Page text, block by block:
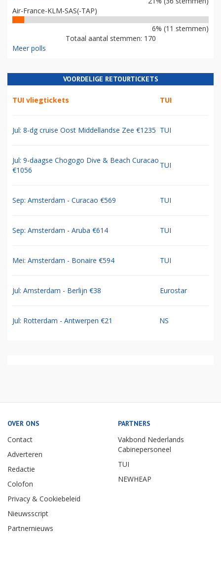
Air-France-KLM-SAS(-TAP)
6% (11 stemmen)
Totaal aantal stemmen: 170
Meer polls
VOORDELIGE RETOURTICKETS
TUI vliegtickets TUI
Jul: 8-dg cruise Oost Middellandse Zee €1235 TUI
Jul: 9-daagse Chogogo Dive & Beach Curacao
€1056
TUI
Sep: Amsterdam - Curacao €569 TUI
Sep: Amsterdam - Aruba €614 TUI
Mei: Amsterdam - Bonaire €594 TUI
Jul: Amsterdam - Berlijn €38 Eurostar
Jul: Rotterdam - Antwerpen €21 NS
OVER ONS
Contact
Adverteren
Redactie
Colofon
Privacy & Cookiebeleid
Nieuwsscript
Partnernieuws
PARTNERS
Vakbond Nederlands
Cabinepersoneel
TUI
NEWHEAP